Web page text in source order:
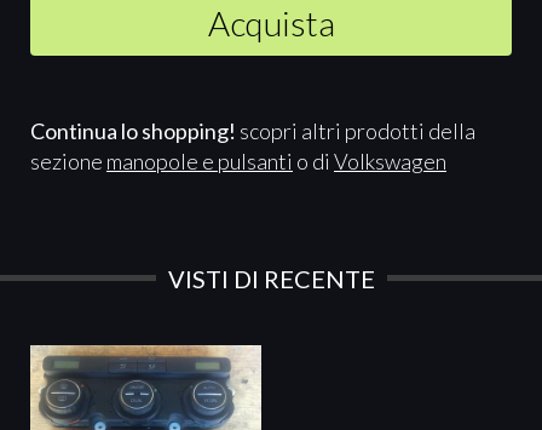
Acquista
Continua lo shopping! scopri altri prodotti della
sezione manopole e pulsanti o di Volkswagen
VISTI DI RECENTE